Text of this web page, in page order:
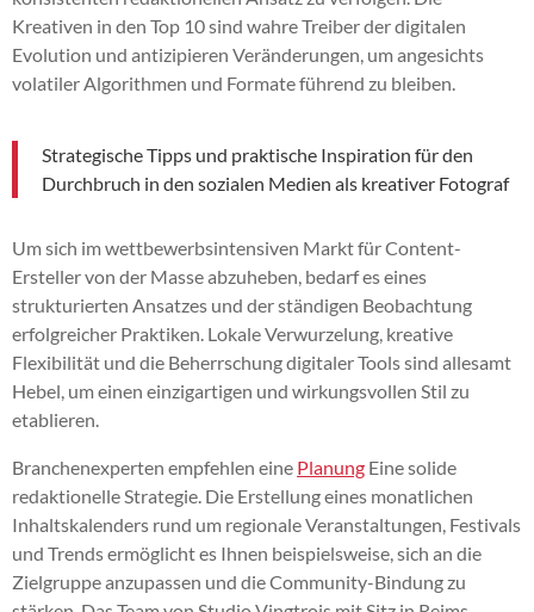
Kreativen in den Top 10 sind wahre Treiber der digitalen
Evolution und antizipieren Veränderungen, um angesichts
volatiler Algorithmen und Formate führend zu bleiben.
Strategische Tipps und praktische Inspiration für den
Durchbruch in den sozialen Medien als kreativer Fotograf
Um sich im wettbewerbsintensiven Markt für Content-
Ersteller von der Masse abzuheben, bedarf es eines
strukturierten Ansatzes und der ständigen Beobachtung
erfolgreicher Praktiken. Lokale Verwurzelung, kreative
Flexibilität und die Beherrschung digitaler Tools sind allesamt
Hebel, um einen einzigartigen und wirkungsvollen Stil zu
etablieren.
Branchenexperten empfehlen eine Planung Eine solide
redaktionelle Strategie. Die Erstellung eines monatlichen
Inhaltskalenders rund um regionale Veranstaltungen, Festivals
und Trends ermöglicht es Ihnen beispielsweise, sich an die
Zielgruppe anzupassen und die Community-Bindung zu